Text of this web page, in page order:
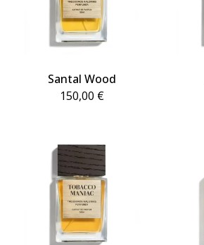
Santal Wood
150,00 €